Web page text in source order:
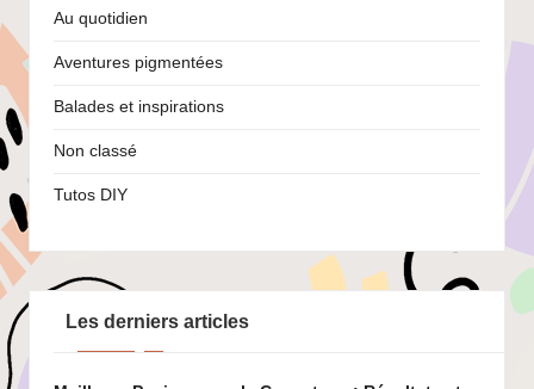
Au quotidien
Aventures pigmentées
Balades et inspirations
Non classé
Tutos DIY
Les derniers articles